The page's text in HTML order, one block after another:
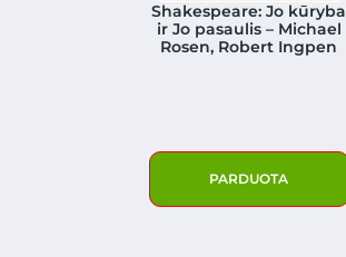
Shakespeare: Jo kūryba
ir Jo pasaulis – Michael
Rosen, Robert Ingpen
PARDUOTA